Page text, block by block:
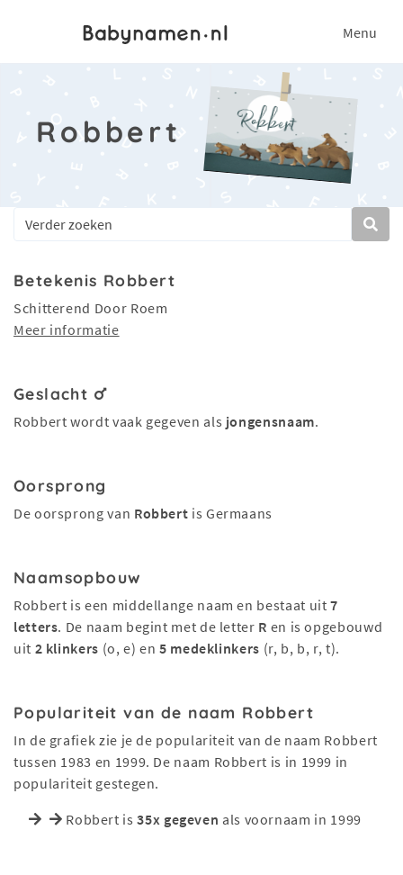
Menu
Robbert
Betekenis Robbert
Schitterend Door Roem
Meer informatie
Geslacht
Robbert wordt vaak gegeven als jongensnaam.
Oorsprong
De oorsprong van Robbert is Germaans
Naamsopbouw
Robbert is een middellange naam en bestaat uit7
letters. De naam begint met de letter R en is opgebouwd
uit 2 klinkers (o, e) en5 medeklinkers (r, b, b, r, t).
Populariteit van de naam Robbert
In de grafiek zie je de populariteit van de naam Robbert
tussen 1983 en 1999. De naam Robbert is in 1999 in
populariteit gestegen.
Robbert is35x gegeven als voornaam in 1999